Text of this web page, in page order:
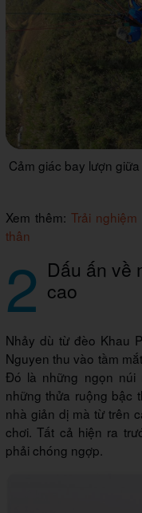
Cảm giác bay lượn
Xem thêm:Trải
thân
2 Dấu ấn về
cao
Nhảy dù từ đèo Khau
Nguyen thu vào tầm
Đó là những ngọn núi
những thửa ruộng bậc
nhà giản dị mà từ trên
chơi. Tất cả hiện ra
phải chóng ngợp.